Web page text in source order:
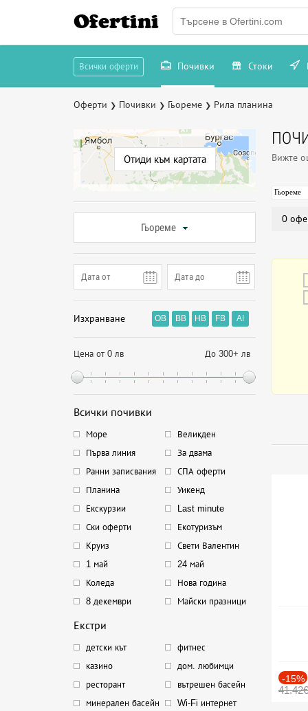
Ofertini
Всички оферти Почивки Стоки
Оферти ❯ Почивки ❯ Гьореме ❯ Рила планина
Отиди към картата
Гьореме
Изхранване OB BB HB FB AI
Цена от 0 лв До 300+ лв
Всички почивки
Море
Великден
Първа линия
За двама
Ранни записвания
СПА оферти
Планина
Уикенд
Екскурзии
Last minute
Ски оферти
Екотуризъм
Круиз
Свети Валентин
1 май
24 май
Коледа
Нова година
8 декември
Майски празници
Екстри
детски кът
фитнес
казино
дом. любимци
ресторант
вътрешен басейн
минерален басейн
Wi-Fi интернет
Вижте
Гьореме
0
-15%
41.42€